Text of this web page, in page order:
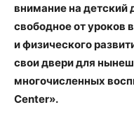
внимание на детский
свободное от уроков
и физического
свои двери для
многочисленных
Center».